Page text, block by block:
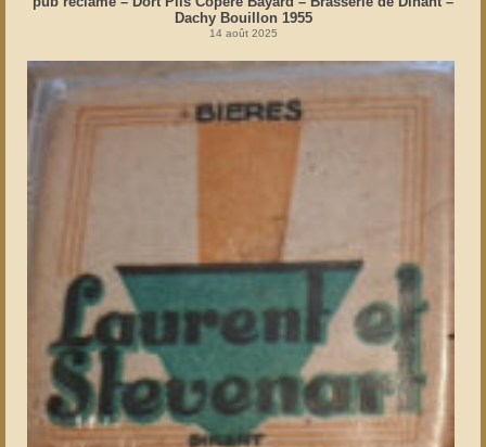
Dachy Bouillon 1955
14 août 2025